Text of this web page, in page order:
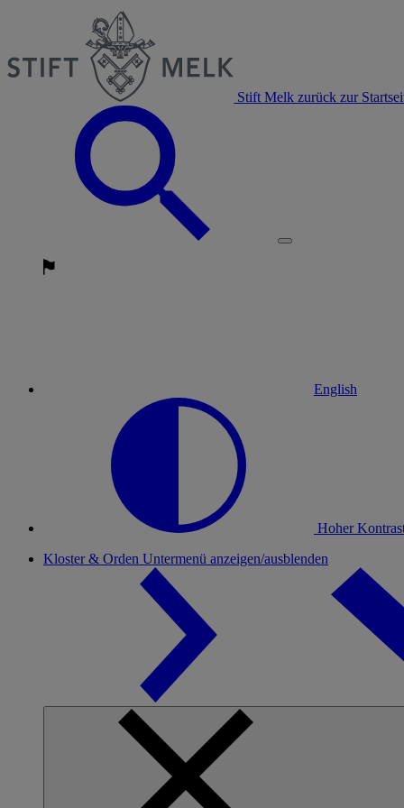
Stift Melk zurück zur
English
Hoher
Kloster & Orden Untermenü anzeigen/ausblenden